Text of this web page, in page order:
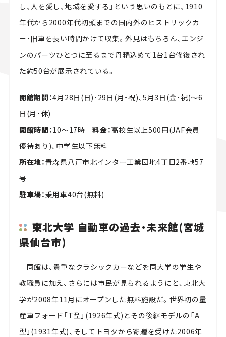
し、人を愛し、地域を愛する」という思いのもとに、1910
年代から2000年代初頭までの国内外のヒストリックカ
ー・旧車を長い時間かけて収集。外見はもちろん、エンジ
ンのパーツひとつに至るまで丹精込めて1台1台修復され
た約50台が展示されている。
開館期間：4月28日(日)・29日(月・祝)、5月3日(金・祝)～6
日(月・休)
開館時間：10～17時料金：高校生以上500円(JAF会員
優待あり)、中学生以下無料
所在地：青森県八戸市北インター工業団地4丁目2番地57
号
駐車場：乗用車40台(無料)
東北大学 自動車の過去・未来館(宮城
県仙台市)
同館は、貴重なクラシックカーなどを同大学の学生や
教職員に加え、さらには市民が見られるようにと、東北大
学が2008年11月にオープンした無料施設だ。世界初の量
産車フォード「T型」(1926年式)とその後継モデルの「A
型」(1931年式)、そしてトヨタから寄贈を受けた2006年